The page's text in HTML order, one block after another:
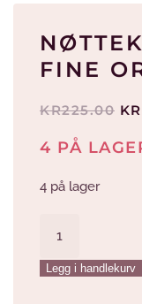
FINE
KR225.00 KR
4 PÅ
4 på lager
Fine
org.
worsted
Legg i handlekurv